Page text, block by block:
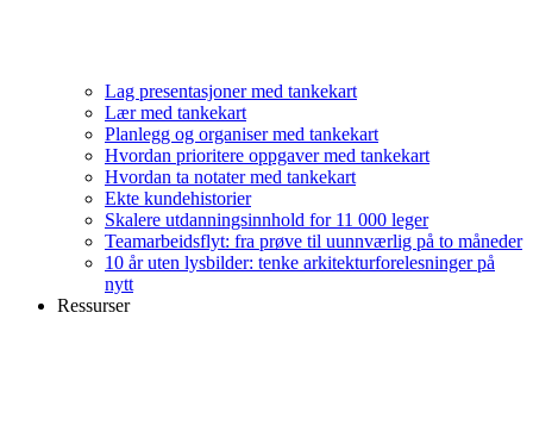
Lag presentasjoner med tankekart
Lær med tankekart
Planlegg og organiser med tankekart
Hvordan prioritere oppgaver med tankekart
Hvordan ta notater med tankekart
Ekte kundehistorier
Skalere utdanningsinnhold for 11 000 leger
Teamarbeidsflyt: fra prøve til uunnværlig på to måneder
10 år uten lysbilder: tenke arkitekturforelesninger på
nytt
Ressurser